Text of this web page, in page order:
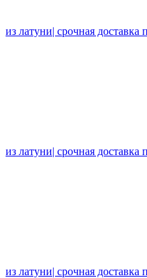
из латуни| срочная
из латуни| срочная
из латуни| срочная